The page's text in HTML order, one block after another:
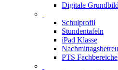
Digitale
Schulprofil
Stundentafeln
iPad Klasse
PTS Fachbereiche